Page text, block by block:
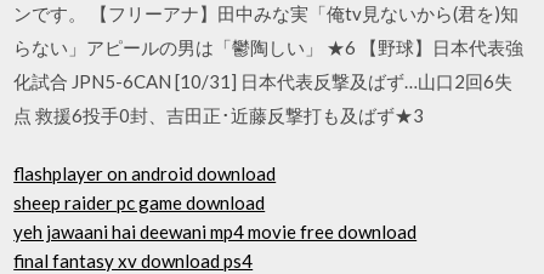
ンです。 【フリーアナ】田中みな実「俺tv見ないから(君を)知
らない」アピールの男は「鬱陶しい」 ★6 【野球】日本代表強
化試合 JPN5-6CAN [10/31] 日本代表反撃及ばず…山口2回6失
点 救援6投手0封、吉田正･近藤反撃打も及ばず★3
flashplayer on android download
sheep raider pc game download
yeh jawaani hai deewani mp4 movie free download
final fantasy xv download ps4